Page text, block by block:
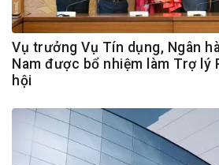
Vụ trưởng Vụ Tín dụng, Ngân
Nam được bổ nhiệm làm Trợ lý
hội